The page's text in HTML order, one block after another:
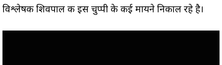
विश्लेषक शिवपाल की इस चुप्पी के कई मायने निकाल रहे है।